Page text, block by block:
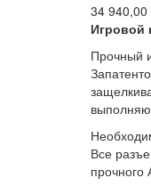
34 940,00
Игровой
Прочный
Все
прочного